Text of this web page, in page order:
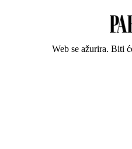
Web se ažurira. Biti